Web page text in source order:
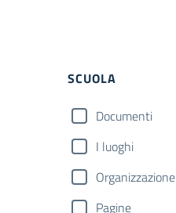
Filtri
SCUOLA
Documenti
I luoghi
Organizzazione
Pagine